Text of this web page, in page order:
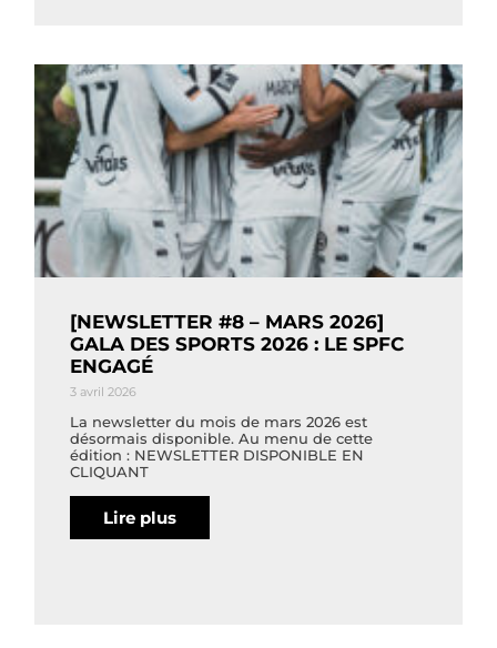
[NEWSLETTER #8 – MARS 2026]
GALA DES SPORTS 2026 : LE SPFC
ENGAGÉ
3 avril 2026
La newsletter du mois de mars 2026 est
désormais disponible. Au menu de cette
édition : NEWSLETTER DISPONIBLE EN
CLIQUANT
Lire plus